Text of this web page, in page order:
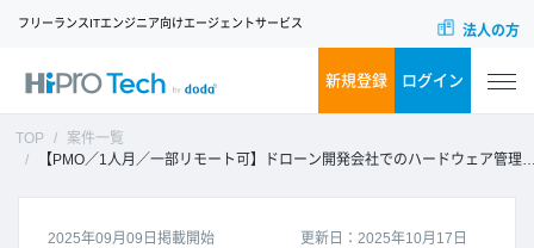
フリーランスITエンジニア向けエージェントサービス 法人の方
新規登録 ログイン
TOP
案件一覧
【PMO／1人月／一部リモート可】ドローン開発会社でのハードウェア管理（エンド直）
更新日：2025年10月17日
2025年09月09日掲載開始